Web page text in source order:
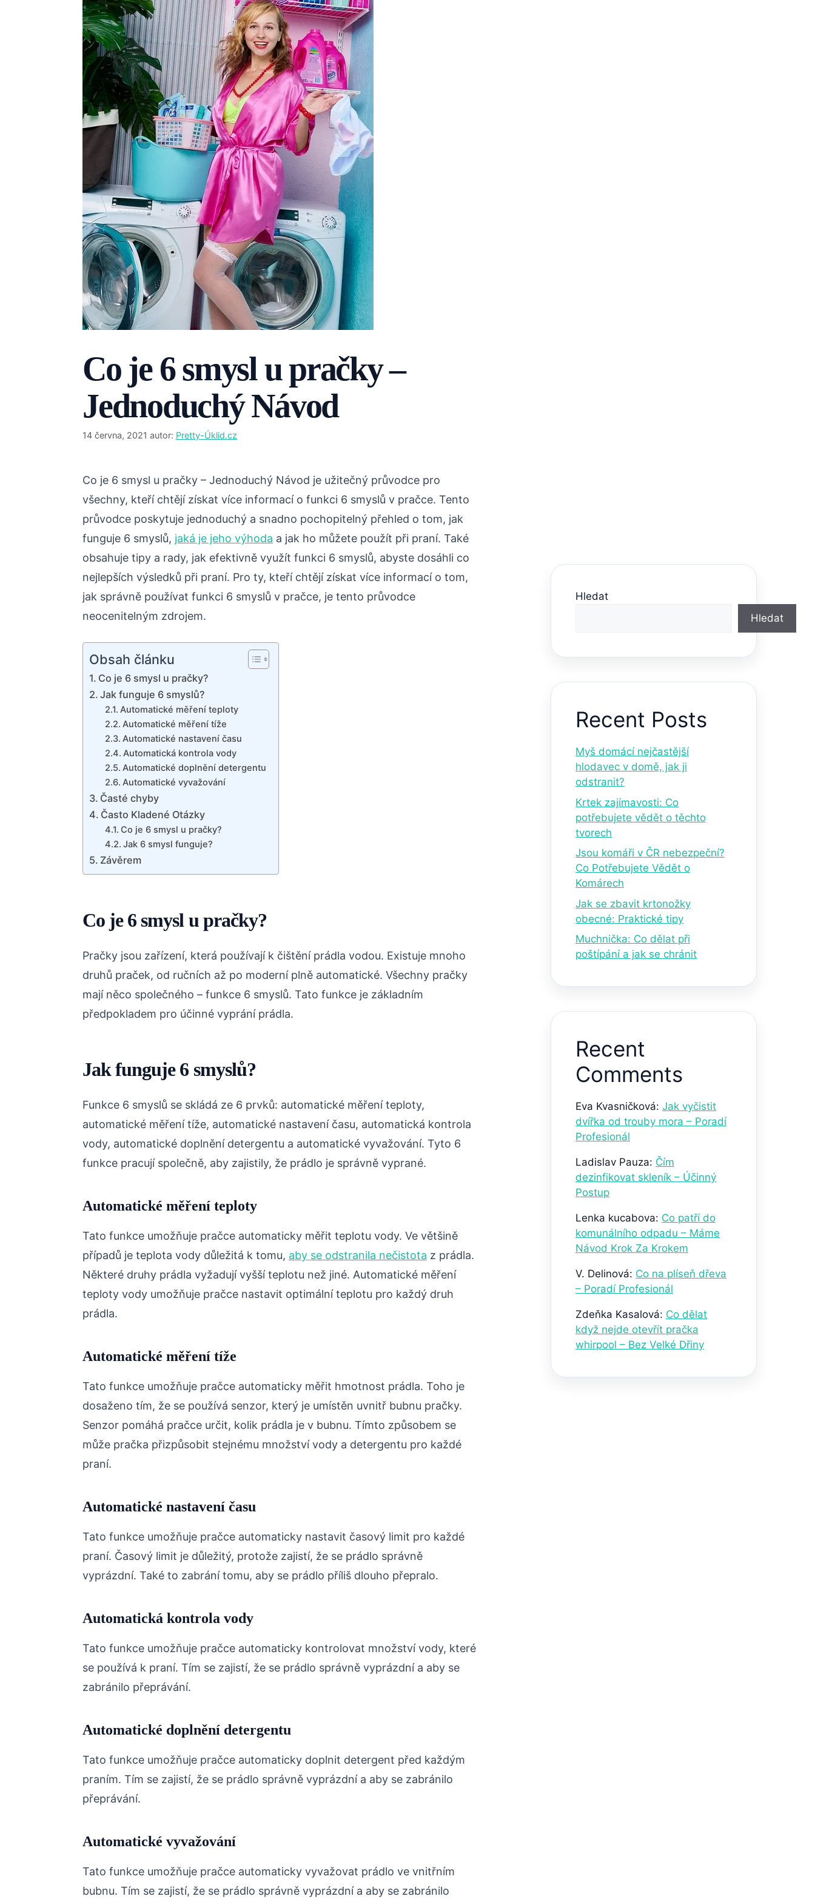
Co je 6 smysl u pračky –
Jednoduchý Návod
14 června, 2021 autor: Pretty-Úklid.cz
Co je 6 smysl u pračky – Jednoduchý Návod je užitečný průvodce pro
všechny, kteří chtějí získat více informací o funkci 6 smyslů v pračce. Tento
průvodce poskytuje jednoduchý a snadno pochopitelný přehled o tom, jak
funguje 6 smyslů, jaká je jeho výhoda a jak ho můžete použít při praní. Také
obsahuje tipy a rady, jak efektivně využít funkci 6 smyslů, abyste dosáhli co
nejlepších výsledků při praní. Pro ty, kteří chtějí získat více informací o tom,
jak správně používat funkci 6 smyslů v pračce, je tento průvodce
neocenitelným zdrojem.
Obsah článku
Co je 6 smysl u pračky?
Jak funguje 6 smyslů?
Automatické měření teploty
Automatické měření tíže
Automatické nastavení času
Automatická kontrola vody
Automatické doplnění detergentu
Automatické vyvažování
Časté chyby
Často Kladené Otázky
Co je 6 smysl u pračky?
Jak 6 smysl funguje?
Závěrem
Co je 6 smysl u pračky?
Pračky jsou zařízení, která používají k čištění prádla vodou. Existuje mnoho
druhů praček, od ručních až po moderní plně automatické. Všechny pračky
mají něco společného – funkce 6 smyslů. Tato funkce je základním
předpokladem pro účinné vyprání prádla.
Jak funguje 6 smyslů?
Funkce 6 smyslů se skládá ze 6 prvků: automatické měření teploty,
automatické měření tíže, automatické nastavení času, automatická kontrola
vody, automatické doplnění detergentu a automatické vyvažování. Tyto 6
funkce pracují společně, aby zajistily, že prádlo je správně vyprané.
Automatické měření teploty
Tato funkce umožňuje pračce automaticky měřit teplotu vody. Ve většině
případů je teplota vody důležitá k tomu, aby se odstranila nečistota z prádla.
Některé druhy prádla vyžadují vyšší teplotu než jiné. Automatické měření
teploty vody umožňuje pračce nastavit optimální teplotu pro každý druh
prádla.
Automatické měření tíže
Tato funkce umožňuje pračce automaticky měřit hmotnost prádla. Toho je
dosaženo tím, že se používá senzor, který je umístěn uvnitř bubnu pračky.
Senzor pomáhá pračce určit, kolik prádla je v bubnu. Tímto způsobem se
může pračka přizpůsobit stejnému množství vody a detergentu pro každé
praní.
Automatické nastavení času
Tato funkce umožňuje pračce automaticky nastavit časový limit pro každé
praní. Časový limit je důležitý, protože zajistí, že se prádlo správně
vyprázdní. Také to zabrání tomu, aby se prádlo příliš dlouho přepralo.
Automatická kontrola vody
Tato funkce umožňuje pračce automaticky kontrolovat množství vody, které
se používá k praní. Tím se zajistí, že se prádlo správně vyprázdní a aby se
zabránilo přeprávání.
Automatické doplnění detergentu
Tato funkce umožňuje pračce automaticky doplnit detergent před každým
praním. Tím se zajistí, že se prádlo správně vyprázdní a aby se zabránilo
přeprávání.
Automatické vyvažování
Tato funkce umožňuje pračce automaticky vyvažovat prádlo ve vnitřním
bubnu. Tím se zajistí, že se prádlo správně vyprázdní a aby se zabránilo
Hledat
Hledat
Recent Posts
Myš domácí nejčastější
hlodavec v domě, jak ji
odstranit?
Krtek zajímavosti: Co
potřebujete vědět o těchto
tvorech
Jsou komáři v ČR nebezpeční?
Co Potřebujete Vědět o
Komárech
Jak se zbavit krtonožky
obecné: Praktické tipy
Muchnička: Co dělat při
poštípání a jak se chránit
Recent
Comments
Eva Kvasničková: Jak vyčistit
dvířka od trouby mora – Poradí
Profesionál
Ladislav Pauza: Čím
dezinfikovat skleník – Účinný
Postup
Lenka kucabova: Co patří do
komunálního odpadu – Máme
Návod Krok Za Krokem
V. Delinová: Co na plíseň dřeva
– Poradí Profesionál
Zdeňka Kasalová: Co dělat
když nejde otevřít pračka
whirpool – Bez Velké Dřiny